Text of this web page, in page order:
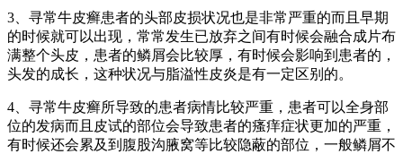
3、寻常牛皮癣患者的头部皮损状况也是非常严重的而且早期
的时候就可以出现，常常发生已放弃之间有时候会融合成片布
满整个头皮，患者的鳞屑会比较厚，有时候会影响到患者的，
头发的成长，这种状况与脂溢性皮炎是有一定区别的。
4、寻常牛皮癣所导致的患者病情比较严重，患者可以全身部
位的发病而且皮试的部位会导致患者的瘙痒症状更加的严重，
有时候还会累及到腹股沟腋窝等比较隐蔽的部位，一般鳞屑不